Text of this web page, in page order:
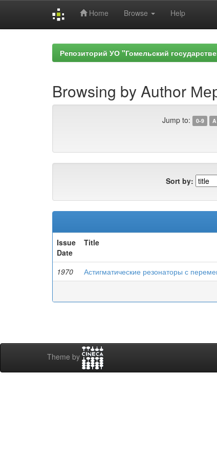
Home Browse Help
Репозиторий УО "Гомельский
Browsing by Author
Jump to: 0-9 A
Sort by:
Issue
Date
Title
1970 Астигматические резонаторы с
Theme by